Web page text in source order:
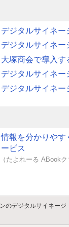
デジタルサイネ
デジタルサイネ
大塚商会で導入す
デジタルサイネー
デジタルサイネー
情報を分かりやす
ービス
（たよれーる ABook
のデジタルサイネージ